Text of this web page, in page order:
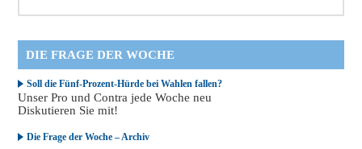
DIE FRAGE DER WOCHE
Soll die Fünf-Prozent-Hürde bei Wahlen fallen?
Unser Pro und Contra jede Woche neu
Diskutieren Sie mit!
Die Frage der Woche – Archiv